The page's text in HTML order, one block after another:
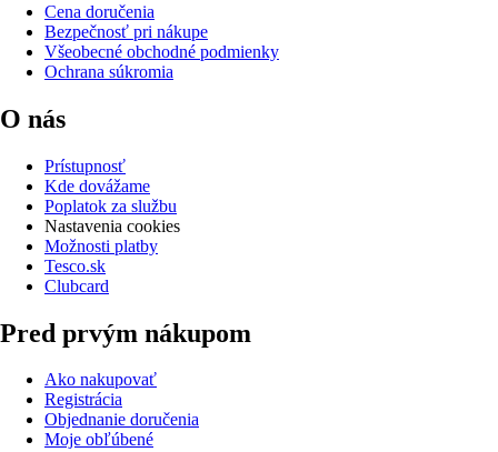
Cena doručenia
Bezpečnosť pri nákupe
Všeobecné obchodné podmienky
Ochrana súkromia
O nás
Prístupnosť
Kde dovážame
Poplatok za službu
Nastavenia cookies
Možnosti platby
Tesco.sk
Clubcard
Pred prvým nákupom
Ako nakupovať
Registrácia
Objednanie doručenia
Moje obľúbené